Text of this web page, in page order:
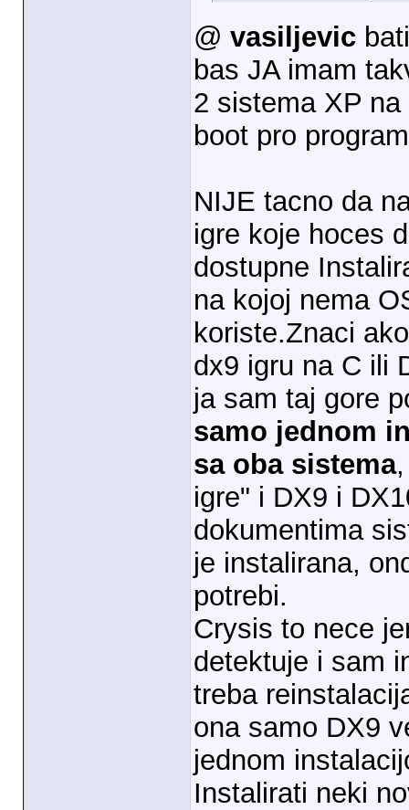
@ vasiljevic
bas JA imam
2 sistema XP
boot pro
NIJE tacno da
igre koje hoces
dostupne
na kojoj nema
koriste.Znaci
dx9 igru na C ili
ja sam taj gore
samo jednom
sa oba sistema
igre" i DX9 i
dokumentima
je instalirana,
potrebi.
Crysis to nece
detektuje i sam
treba
ona samo DX9
jednom
Instalirati neki